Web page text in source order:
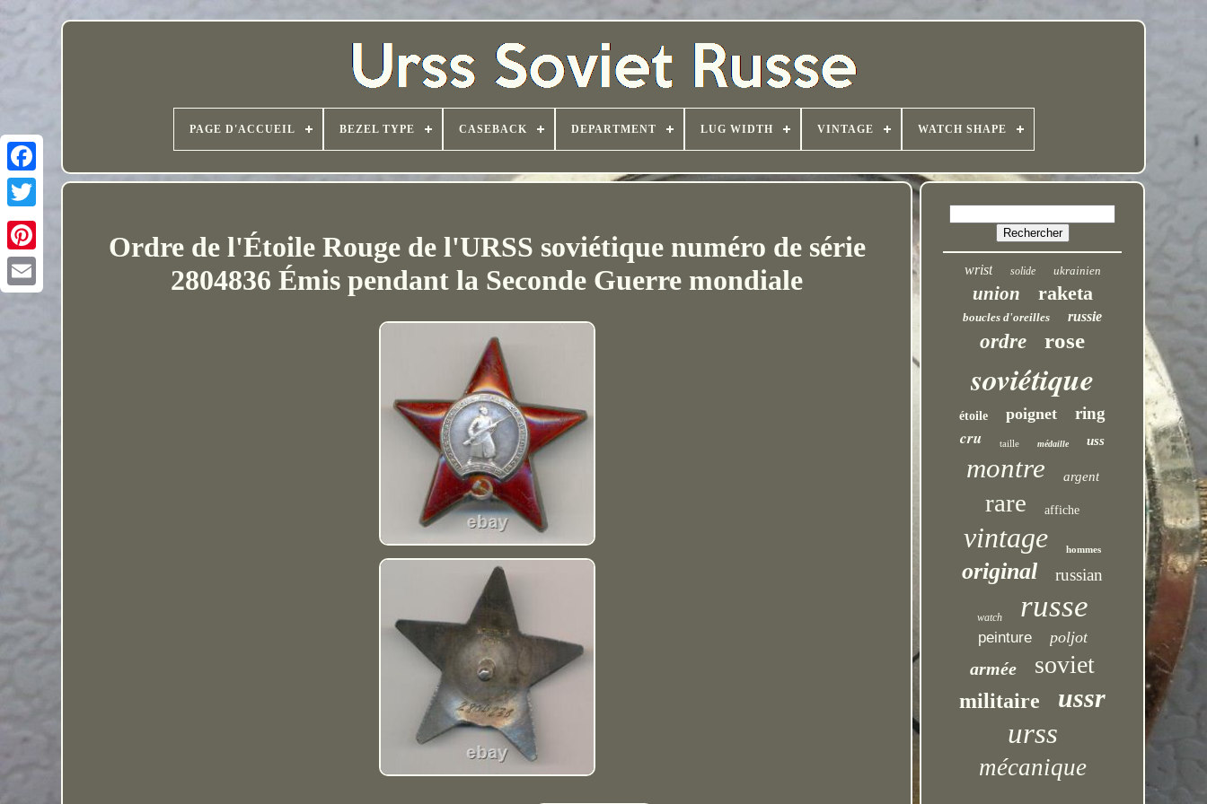
PAGE D'ACCUEIL BEZEL TYPE CASEBACK DEPARTMENT LUG WIDTH VINTAGE WATCH SHAPE
Ordre de l'Étoile Rouge de l'URSS soviétique numéro de série
2804836 Émis pendant la Seconde Guerre mondiale
wrist solide ukrainien
union raketa
boucles d'oreilles russie
ordre rose
soviétique
étoile poignet ring
cru taille médaille uss
montre argent
rare affiche
vintage hommes
original russian
watch russe
peinture poljot
armée soviet
militaire ussr
urss
mécanique